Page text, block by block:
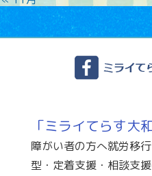
「ミライてらす大和
障がい者の方へ就労移
型・定着支援・相談支